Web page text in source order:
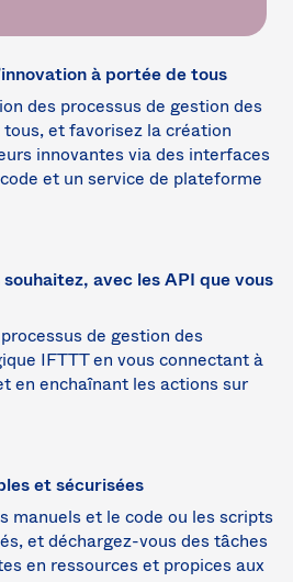
à portée de tous
des processus de gestion des
et favorisez la création
innovantes via des interfaces
et un service de plateforme
avec les API que vous
de gestion des
IFTTT en vous connectant à
en enchaînant les actions sur
et sécurisées
manuels et le code ou les scripts
et déchargez-vous des tâches
en ressources et propices aux